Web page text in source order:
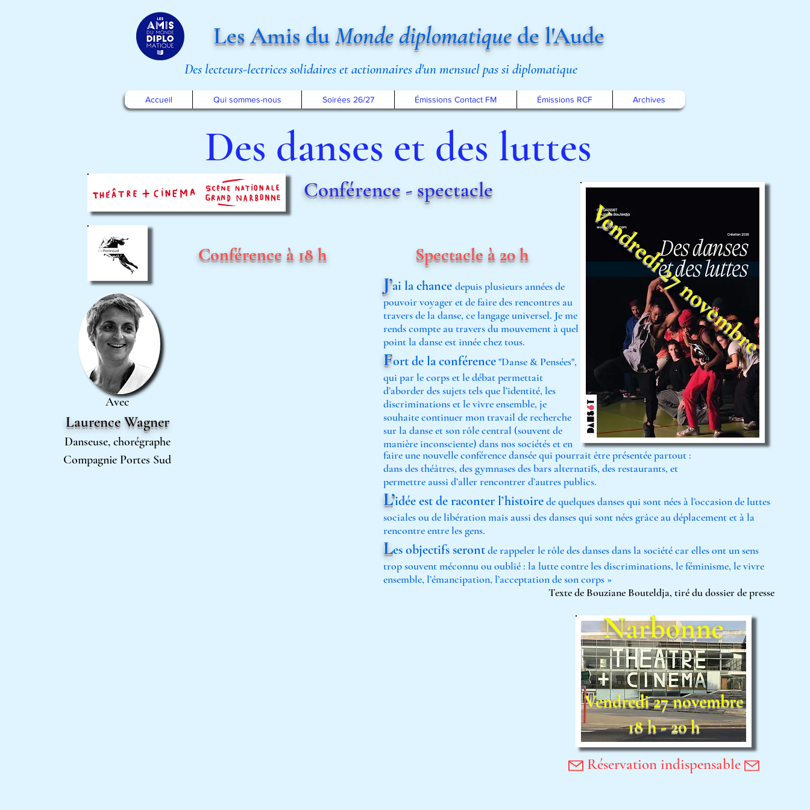
Les Amis duMonde diplomatiquede l'Aude
Des lecteurs-lectrices solidaires et actionnaires d'un mensuel pas si diplomatique
Accueil Qui sommes-nous Soirées 26/27 Émissions Contact FM Émissions RCF Archives
Des danses et des luttes
Conférence - spectacle
Avec
Laurence Wagner
Danseuse, chorégraphe
Compagnie Portes Sud
Vendredi 27 novembre
Conférence à 18 h
Spectacle à 20 h
J’ai la chance depuis plusieurs années de
pouvoir voyager et de faire des rencontres au
travers de la danse, ce langage universel. Je me
rends compte au travers du mouvement à quel
point la danse est innée chez tous.
Fort de la conférence"Danse & Pensées",
qui par le corps et le débat permettait
d’aborder des sujets tels que l’identité, les
discriminations et le vivre ensemble, je
souhaite continuer mon travail de recherche
sur la danse et son rôle central (souvent de
manière inconsciente) dans nos sociétés et en
faire une nouvelle conférence dansée qui pourrait être présentée partout :
dans des théâtres, des gymnases des bars alternatifs, des restaurants, et
permettre aussi d’aller rencontrer d’autres publics.
L’idée est de raconter l’histoirede quelques danses qui sont nées à l’occasion de luttes
sociales ou de libération mais aussi des danses qui sont nées grâce au déplacement et à la
rencontre entre les gens.
Les objectifs serontde rappeler le rôle des danses dans la société car elles ont un sens
trop souvent méconnu ou oublié : la lutte contre les discriminations, le féminisme, le vivre
ensemble, l’émancipation, l’acceptation de son corps »
Texte de Bouziane Bouteldja, tiré du dossier de presse
Narbonne
Vendredi 27 novembre
18 h - 20 h
Réservation indispensable